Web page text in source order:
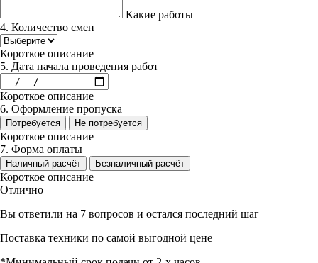
Какие работы
4. Количество смен
Короткое описание
5. Дата начала проведения работ
Короткое описание
6. Оформление пропуска
Потребуется Не потребуется
Короткое описание
7. Форма оплаты
Наличный расчёт Безналичный расчёт
Короткое описание
Отлично
Вы ответили на 7 вопросов и остался последний шаг
Поставка техники по самой выгодной цене